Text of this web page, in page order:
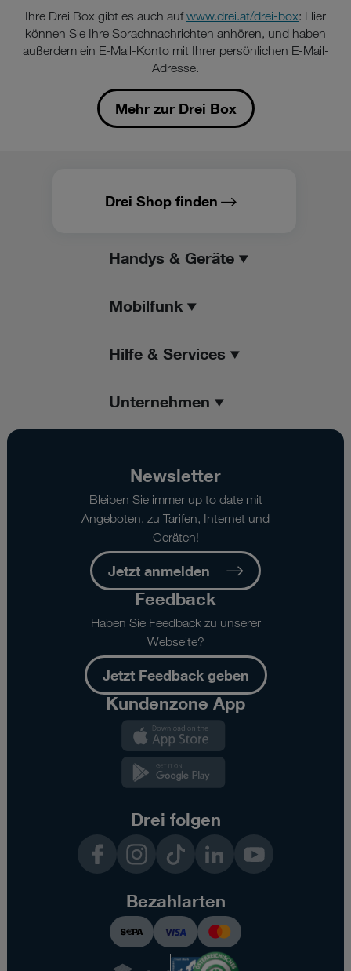
Ihre Drei Box gibt es auch aufwww.drei.at/drei-box: Hier
können Sie Ihre Sprachnachrichten anhören, und haben
außerdem ein E-Mail-Konto mit Ihrer persönlichen E-Mail-
Adresse.
Mehr zur Drei Box
Drei Shop finden
Handys & Geräte
Mobilfunk
Hilfe & Services
Unternehmen
Newsletter
Bleiben Sie immer up to date mit
Angeboten, zu Tarifen, Internet und
Geräten!
Jetzt anmelden
Feedback
Haben Sie Feedback zu unserer
Webseite?
Jetzt Feedback geben
Kundenzone App
Drei folgen
InstagramTikTok LinkedInYouTube
Bezahlarten